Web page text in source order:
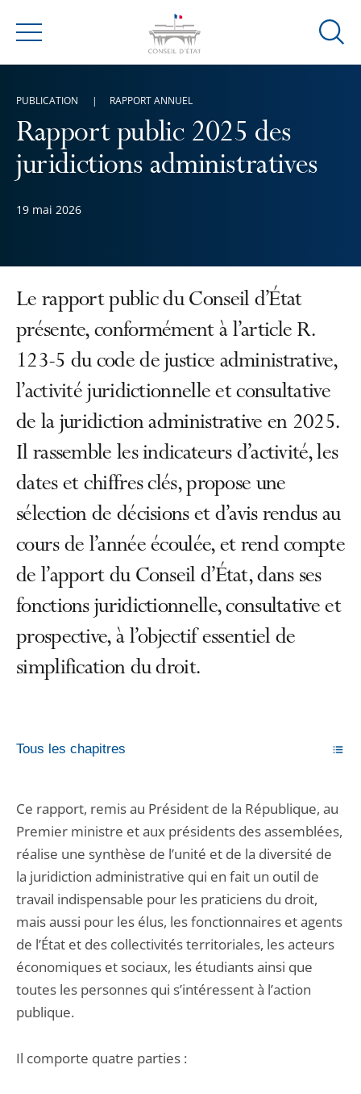
Menu
Ouvrir
Rapport public 2025 des
juridictions administratives
19 mai 2026
PUBLICATION RAPPORT ANNUEL
Le rapport public du Conseil d’État
présente, conformément à l’article R.
123-5 du code de justice administrative,
l’activité juridictionnelle et consultative
de la juridiction administrative en 2025.
Il rassemble les indicateurs d’activité, les
dates et chiffres clés, propose une
sélection de décisions et d’avis rendus au
cours de l’année écoulée, et rend compte
de l’apport du Conseil d’État, dans ses
fonctions juridictionnelle, consultative et
prospective, à l’objectif essentiel de
simplification du droit.
Tous les chapitres
Ce rapport, remis au Président de la République, au
Premier ministre et aux présidents des assemblées,
réalise une synthèse de l’unité et de la diversité de
la juridiction administrative qui en fait un outil de
travail indispensable pour les praticiens du droit,
mais aussi pour les élus, les fonctionnaires et agents
de l’État et des collectivités territoriales, les acteurs
économiques et sociaux, les étudiants ainsi que
toutes les personnes qui s’intéressent à l’action
publique.
Il comporte quatre parties :